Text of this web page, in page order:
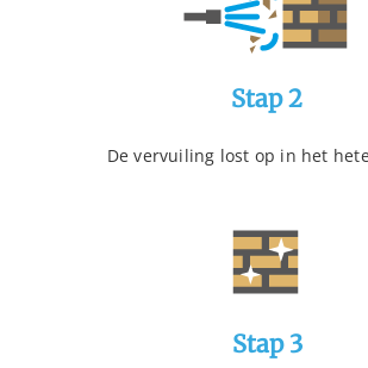
Stap 2
De vervuiling lost op in het
Stap 3